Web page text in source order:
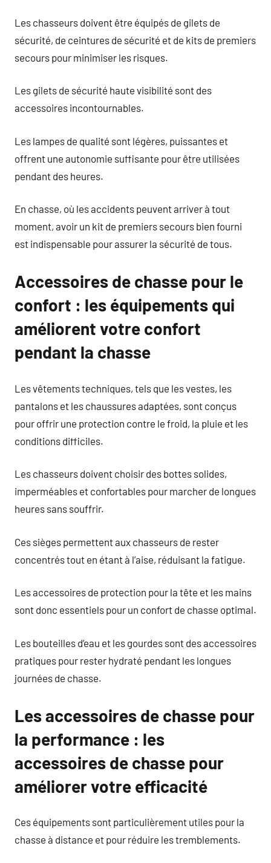
Les chasseurs doivent être équipés de gilets de
sécurité, de ceintures de sécurité et de kits de premiers
secours pour minimiser les risques.
Les gilets de sécurité haute visibilité sont des
accessoires incontournables.
Les lampes de qualité sont légères, puissantes et
offrent une autonomie suffisante pour être utilisées
pendant des heures.
En chasse, où les accidents peuvent arriver à tout
moment, avoir un kit de premiers secours bien fourni
est indispensable pour assurer la sécurité de tous.
Accessoires de chasse pour le
confort : les équipements qui
améliorent votre confort
pendant la chasse
Les vêtements techniques, tels que les vestes, les
pantalons et les chaussures adaptées, sont conçus
pour offrir une protection contre le froid, la pluie et les
conditions difficiles.
Les chasseurs doivent choisir des bottes solides,
imperméables et confortables pour marcher de longues
heures sans souffrir.
Ces sièges permettent aux chasseurs de rester
concentrés tout en étant à l’aise, réduisant la fatigue.
Les accessoires de protection pour la tête et les mains
sont donc essentiels pour un confort de chasse optimal.
Les bouteilles d’eau et les gourdes sont des accessoires
pratiques pour rester hydraté pendant les longues
journées de chasse.
Les accessoires de chasse pour
la performance : les
accessoires de chasse pour
améliorer votre efficacité
Ces équipements sont particulièrement utiles pour la
chasse à distance et pour réduire les tremblements.